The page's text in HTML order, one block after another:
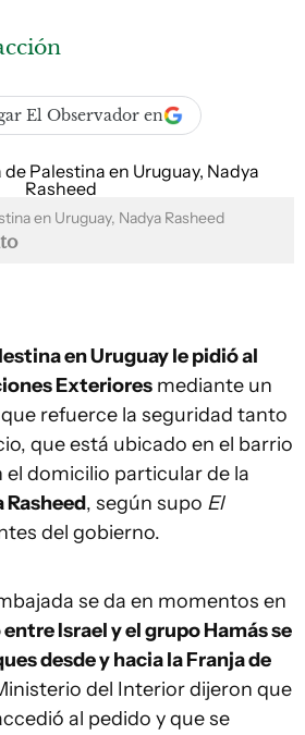
El Observador en
en Uruguay, Nadya Rasheed
en Uruguay le pidió al
Exteriores mediante un
refuerce la seguridad tanto
que está ubicado en el barrio
el domicilio particular de la
Rasheed, según supo El
del gobierno.
se da en momentos en
Israel y el grupo Hamás se
desde y hacia la Franja de
del Interior dijeron que
al pedido y que se